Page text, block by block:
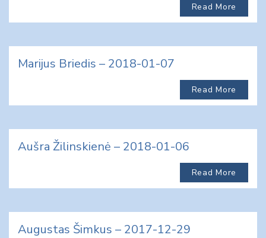
Read More
Marijus Briedis – 2018-01-07
Read More
Aušra Žilinskienė – 2018-01-06
Read More
Augustas Šimkus – 2017-12-29